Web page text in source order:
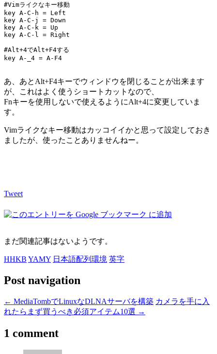
#Vimライクなキー移動
key A-C-h = Left
key A-C-j = Down
key A-C-k = Up
key A-C-l = Right
#Alt+4でAlt+F4する
key A-_4 = A-F4
あ、あとAlt+F4キーでウィンドウを閉じることが出来ます
が、これはよく使うショートカットなので、
Fnキーを使用しないで使えるようにAlt+4に変更していま
す。
Vimライクなキー移動はカッコイイかと思って設定しておき
ましたが、使ったことありませんねー。
Tweet
まだ関連記事はないようです。
HHKB YAMY 日本語配列環境 英字
Post navigation
← MediaTombでLinuxなDLNAサーバを構築 カメラを手に入
れたらまず買うべき必須アイテム10選 →
1 comment